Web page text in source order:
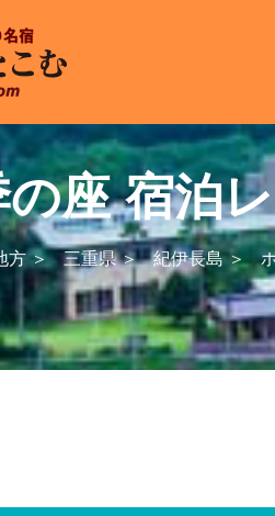
座 宿泊
方 ＞ 三重県 ＞ 紀伊長島 ＞